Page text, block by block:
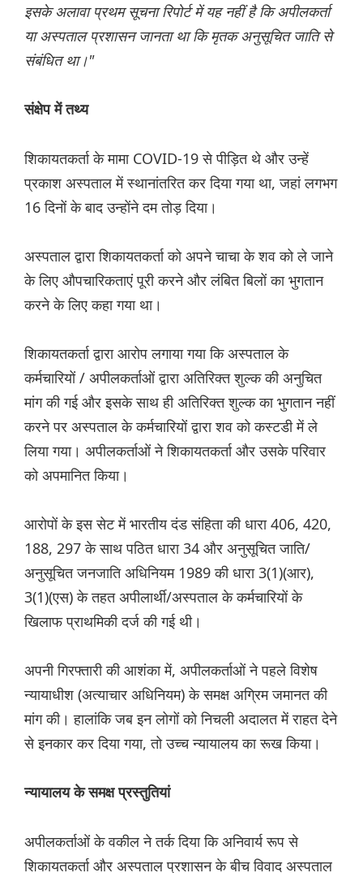
इसके अलावा प्रथम सूचना रिपोर्ट में यह नहीं है कि अपीलकर्ता
या अस्पताल प्रशासन जानता था कि मृतक अनुसूचित जाति से
संबंधित था।"
संक्षेप में तथ्य
शिकायतकर्ता के मामा COVID-19 से पीड़ित थे और उन्हें
प्रकाश अस्पताल में स्थानांतरित कर दिया गया था, जहां लगभग
16 दिनों के बाद उन्होंने दम तोड़ दिया।
अस्पताल द्वारा शिकायतकर्ता को अपने चाचा के शव को ले जाने
के लिए औपचारिकताएं पूरी करने और लंबित बिलों का भुगतान
करने के लिए कहा गया था।
शिकायतकर्ता द्वारा आरोप लगाया गया कि अस्पताल के
कर्मचारियों / अपीलकर्ताओं द्वारा अतिरिक्त शुल्क की अनुचित
मांग की गई और इसके साथ ही अतिरिक्त शुल्क का भुगतान नहीं
करने पर अस्पताल के कर्मचारियों द्वारा शव को कस्टडी में ले
लिया गया। अपीलकर्ताओं ने शिकायतकर्ता और उसके परिवार
को अपमानित किया।
आरोपों के इस सेट में भारतीय दंड संहिता की धारा 406, 420,
188, 297 के साथ पठित धारा 34 और अनुसूचित जाति/
अनुसूचित जनजाति अधिनियम 1989 की धारा 3(1)(आर),
3(1)(एस) के तहत अपीलार्थी/अस्पताल के कर्मचारियों के
खिलाफ प्राथमिकी दर्ज की गई थी।
अपनी गिरफ्तारी की आशंका में, अपीलकर्ताओं ने पहले विशेष
न्यायाधीश (अत्याचार अधिनियम) के समक्ष अग्रिम जमानत की
मांग की। हालांकि जब इन लोगों को निचली अदालत में राहत देने
से इनकार कर दिया गया, तो उच्च न्यायालय का रूख किया।
न्यायालय के समक्ष प्रस्तुतियां
अपीलकर्ताओं के वकील ने तर्क दिया कि अनिवार्य रूप से
शिकायतकर्ता और अस्पताल प्रशासन के बीच विवाद अस्पताल